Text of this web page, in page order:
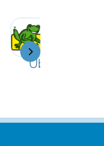
Ubbink